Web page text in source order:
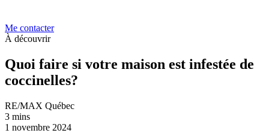
Me contacter
À découvrir
Quoi faire si votre maison est infestée de
coccinelles?
RE/MAX Québec
3 mins
1 novembre 2024